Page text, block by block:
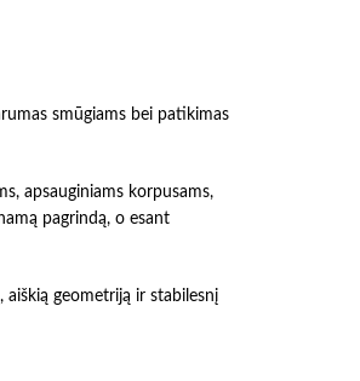
smūgiams bei patikimas
apsauginiams korpusams,
pagrindą, o esant
geometriją ir stabilesnį